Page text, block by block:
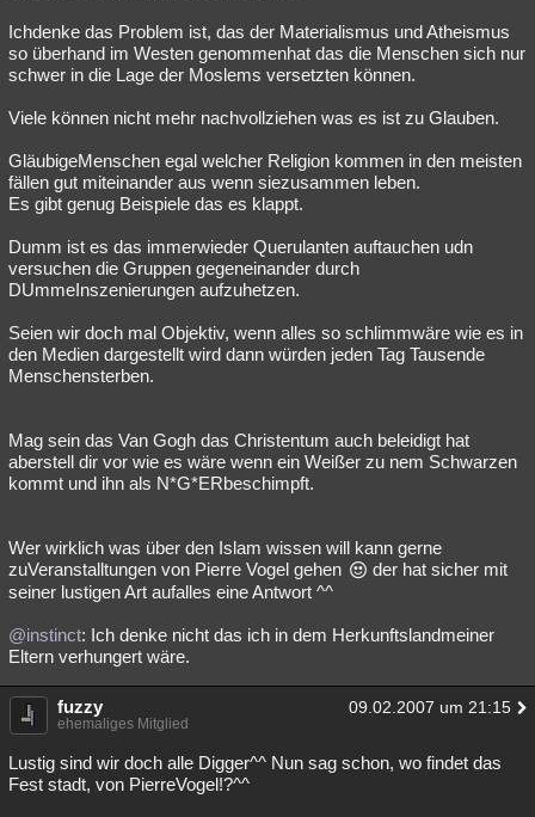
Ichdenke das Problem ist, das der Materialismus und Atheismus
so überhand im Westen genommenhat das die Menschen sich nur
schwer in die Lage der Moslems versetzten können.
Viele können nicht mehr nachvollziehen was es ist zu Glauben.
GläubigeMenschen egal welcher Religion kommen in den meisten
fällen gut miteinander aus wenn siezusammen leben.
Es gibt genug Beispiele das es klappt.
Dumm ist es das immerwieder Querulanten auftauchen udn
versuchen die Gruppen gegeneinander durch
DUmmeInszenierungen aufzuhetzen.
Seien wir doch mal Objektiv, wenn alles so schlimmwäre wie es in
den Medien dargestellt wird dann würden jeden Tag Tausende
Menschensterben.
Mag sein das Van Gogh das Christentum auch beleidigt hat
aberstell dir vor wie es wäre wenn ein Weißer zu nem Schwarzen
kommt und ihn als N*G*ERbeschimpft.
Wer wirklich was über den Islam wissen will kann gerne
zuVeranstalltungen von Pierre Vogel gehen
der hat sicher mit
seiner lustigen Art aufalles eine Antwort ^^
@instinct: Ich denke nicht das ich in dem Herkunftslandmeiner
Eltern verhungert wäre.
fuzzy 09.02.2007 um 21:15
ehemaliges Mitglied
Lustig sind wir doch alle Digger^^ Nun sag schon, wo findet das
Fest stadt, von PierreVogel!?^^